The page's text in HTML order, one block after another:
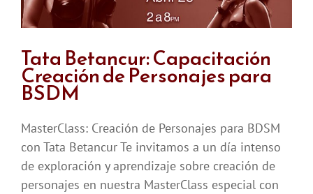
Tata Betancur: Capacitación
Creación de Personajes para
BSDM
MasterClass: Creación de Personajes para BDSM
con Tata Betancur Te invitamos a un día intenso
de exploración y aprendizaje sobre creación de
personajes en nuestra MasterClass especial con